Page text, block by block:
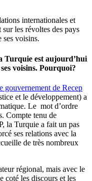
internationales et
les révoltes des pays
ses voisins.
Turquie est aujourd’hui
voisins. Pourquoi?
gouvernement de Recep
et le développement) a
Le mot d’ordre
Compte tenu de
la Turquie a fait un pas
ses relations avec la
de très nombreux
régional, mais avec le
coté les discours et les